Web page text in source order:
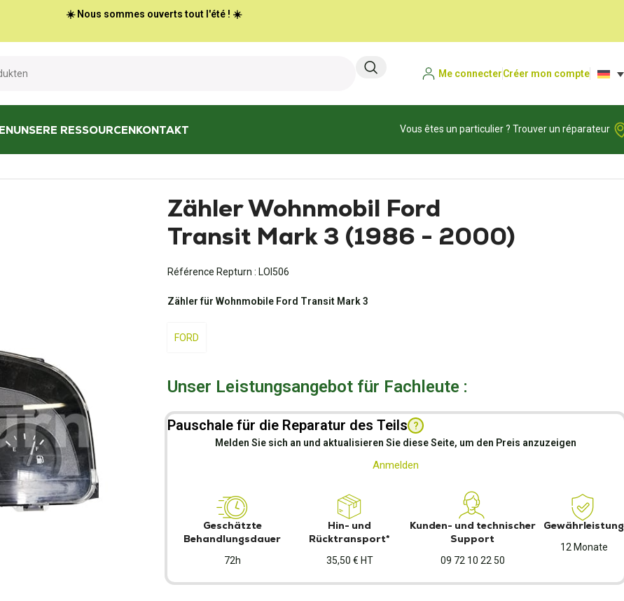
☀️ Nous sommes ouverts tout l'été ! ☀️
Me connecterCréer mon compte
UNSERE RESSOURCENKONTAKT
Vous êtes un particulier ? Trouver un réparateur
Zähler Wohnmobil Ford
Transit Mark 3 (1986 - 2000)
Référence Repturn : LOI506
Zähler für Wohnmobile Ford Transit Mark 3
FORD
Unser Leistungsangebot für Fachleute :
Pauschale für die Reparatur des Teils ?
Melden Sie sich an und aktualisieren Sie diese Seite, um den Preis anzuzeigen
Anmelden
Geschätzte
Behandlungsdauer
72h
Hin- und
Rücktransport*
35,50 € HT
Kunden- und technischer
Support
09 72 10 22 50
Gewährleistung
12 Monate